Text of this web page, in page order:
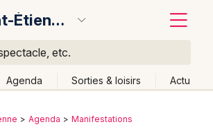
Saint-Étienne
etc.
Agenda Sorties & loisirs Actu
Agenda Manifestations